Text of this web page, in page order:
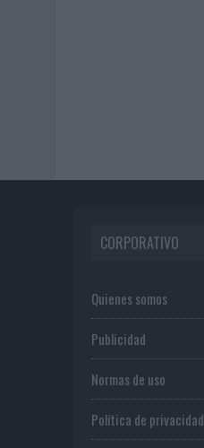
CORPORATIVO
Quienes somos
Publicidad
Normas de uso
Política de privacidad